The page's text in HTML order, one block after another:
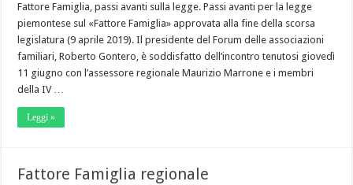
Fattore Famiglia, passi avanti sulla legge. Passi avanti per la legge
piemontese sul «Fattore Famiglia» approvata alla fine della scorsa
legislatura (9 aprile 2019). Il presidente del Forum delle associazioni
familiari, Roberto Gontero, è soddisfatto dell’incontro tenutosi giovedì
11 giugno con l’assessore regionale Maurizio Marrone e i membri
della IV …
Leggi »
Fattore Famiglia regionale